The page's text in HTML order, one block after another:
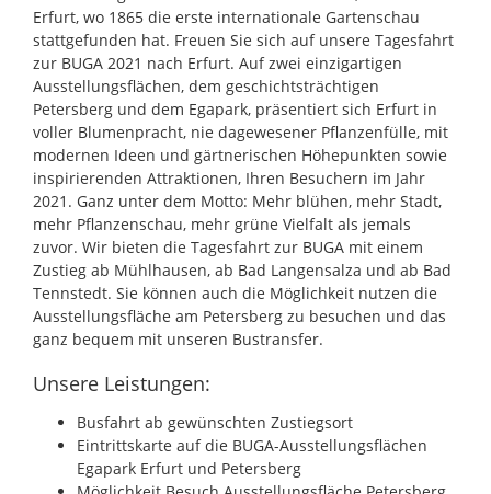
Erfurt, wo 1865 die erste internationale Gartenschau
stattgefunden hat. Freuen Sie sich auf unsere Tagesfahrt
zur BUGA 2021 nach Erfurt. Auf zwei einzigartigen
Ausstellungsflächen, dem geschichtsträchtigen
Petersberg und dem Egapark, präsentiert sich Erfurt in
voller Blumenpracht, nie dagewesener Pflanzenfülle, mit
modernen Ideen und gärtnerischen Höhepunkten sowie
inspirierenden Attraktionen, Ihren Besuchern im Jahr
2021. Ganz unter dem Motto: Mehr blühen, mehr Stadt,
mehr Pflanzenschau, mehr grüne Vielfalt als jemals
zuvor. Wir bieten die Tagesfahrt zur BUGA mit einem
Zustieg ab Mühlhausen, ab Bad Langensalza und ab Bad
Tennstedt. Sie können auch die Möglichkeit nutzen die
Ausstellungsfläche am Petersberg zu besuchen und das
ganz bequem mit unseren Bustransfer.
Unsere Leistungen:
Busfahrt ab gewünschten Zustiegsort
Eintrittskarte auf die BUGA-Ausstellungsflächen
Egapark Erfurt und Petersberg